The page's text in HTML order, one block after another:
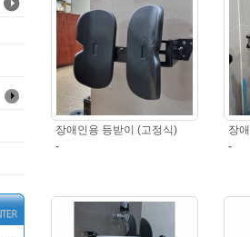
장애인용 등받이 (고정식)
-
장
-